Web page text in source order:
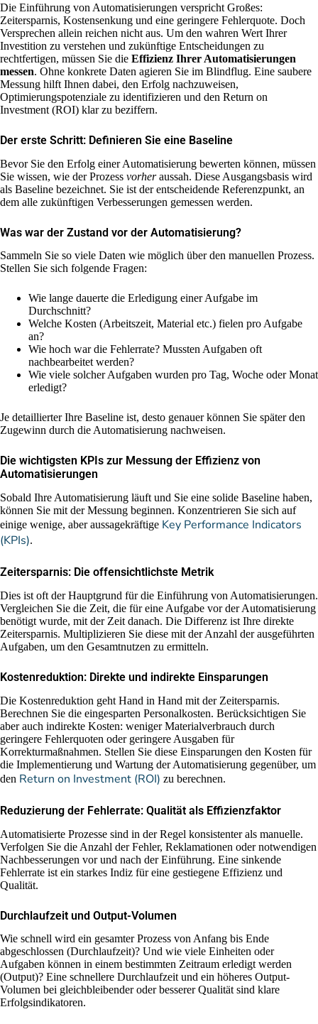
Die Einführung von Automatisierungen verspricht Großes:
Zeitersparnis, Kostensenkung und eine geringere Fehlerquote. Doch
Versprechen allein reichen nicht aus. Um den wahren Wert Ihrer
Investition zu verstehen und zukünftige Entscheidungen zu
rechtfertigen, müssen Sie die Effizienz Ihrer Automatisierungen
messen. Ohne konkrete Daten agieren Sie im Blindflug. Eine saubere
Messung hilft Ihnen dabei, den Erfolg nachzuweisen,
Optimierungspotenziale zu identifizieren und den Return on
Investment (ROI) klar zu beziffern.
Der erste Schritt: Definieren Sie eine Baseline
Bevor Sie den Erfolg einer Automatisierung bewerten können, müssen
Sie wissen, wie der Prozess vorheraussah. Diese Ausgangsbasis wird
als Baseline bezeichnet. Sie ist der entscheidende Referenzpunkt, an
dem alle zukünftigen Verbesserungen gemessen werden.
Was war der Zustand vor der Automatisierung?
Sammeln Sie so viele Daten wie möglich über den manuellen Prozess.
Stellen Sie sich folgende Fragen:
Wie lange dauerte die Erledigung einer Aufgabe im
Durchschnitt?
Welche Kosten (Arbeitszeit, Material etc.) fielen pro Aufgabe
an?
Wie hoch war die Fehlerrate? Mussten Aufgaben oft
nachbearbeitet werden?
Wie viele solcher Aufgaben wurden pro Tag, Woche oder Monat
erledigt?
Je detaillierter Ihre Baseline ist, desto genauer können Sie später den
Zugewinn durch die Automatisierung nachweisen.
Die wichtigsten KPIs zur Messung der Effizienz von
Automatisierungen
Sobald Ihre Automatisierung läuft und Sie eine solide Baseline haben,
können Sie mit der Messung beginnen. Konzentrieren Sie sich auf
einige wenige, aber aussagekräftige Key Performance Indicators
(KPIs).
Zeitersparnis: Die offensichtlichste Metrik
Dies ist oft der Hauptgrund für die Einführung von Automatisierungen.
Vergleichen Sie die Zeit, die für eine Aufgabe vor der Automatisierung
benötigt wurde, mit der Zeit danach. Die Differenz ist Ihre direkte
Zeitersparnis. Multiplizieren Sie diese mit der Anzahl der ausgeführten
Aufgaben, um den Gesamtnutzen zu ermitteln.
Kostenreduktion: Direkte und indirekte Einsparungen
Die Kostenreduktion geht Hand in Hand mit der Zeitersparnis.
Berechnen Sie die eingesparten Personalkosten. Berücksichtigen Sie
aber auch indirekte Kosten: weniger Materialverbrauch durch
geringere Fehlerquoten oder geringere Ausgaben für
Korrekturmaßnahmen. Stellen Sie diese Einsparungen den Kosten für
die Implementierung und Wartung der Automatisierung gegenüber, um
den Return on Investment (ROI) zu berechnen.
Reduzierung der Fehlerrate: Qualität als Effizienzfaktor
Automatisierte Prozesse sind in der Regel konsistenter als manuelle.
Verfolgen Sie die Anzahl der Fehler, Reklamationen oder notwendigen
Nachbesserungen vor und nach der Einführung. Eine sinkende
Fehlerrate ist ein starkes Indiz für eine gestiegene Effizienz und
Qualität.
Durchlaufzeit und Output-Volumen
Wie schnell wird ein gesamter Prozess von Anfang bis Ende
abgeschlossen (Durchlaufzeit)? Und wie viele Einheiten oder
Aufgaben können in einem bestimmten Zeitraum erledigt werden
(Output)? Eine schnellere Durchlaufzeit und ein höheres Output-
Volumen bei gleichbleibender oder besserer Qualität sind klare
Erfolgsindikatoren.